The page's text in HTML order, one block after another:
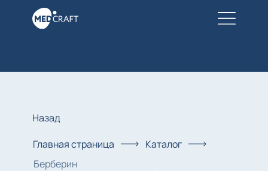
Назад
Главная страница
Каталог
Берберин